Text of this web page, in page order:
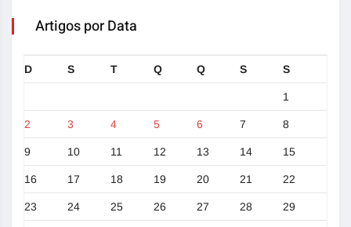
Artigos por Data
D S T Q Q S S
1
2 3 4 5 6 7 8
9 10 11 12 13 14 15
16 17 18 19 20 21 22
23 24 25 26 27 28 29